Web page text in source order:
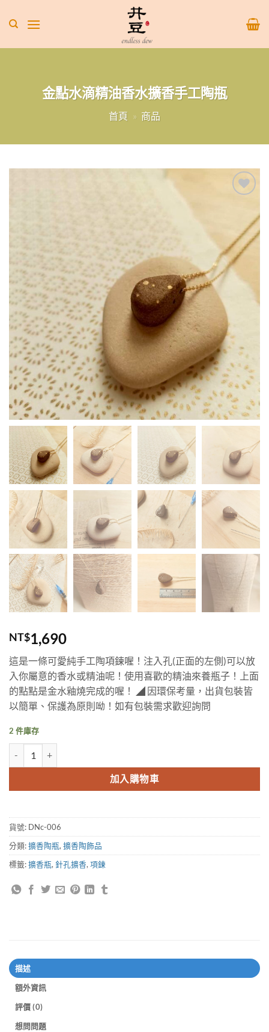
金點水滴精油香水擴香手工陶瓶
首頁 » 商品
wishlist
NT$1,690
這是一條可愛純手工陶項鍊喔！注入孔(正面的左側)可以放
入你屬意的香水或精油呢！使用喜歡的精油來養瓶子！上面
的點點是金水釉燒完成的喔！ ◢ 因環保考量，出貨包裝皆
以簡單、保護為原則呦！如有包裝需求歡迎詢問
2 件庫存
加入購物車
貨號: DNc-006
分類:擴香陶瓶, 擴香陶飾品
標籤:擴香瓶, 針孔擴香, 項鍊
描述
額外資訊
評價 (0)
想問問題